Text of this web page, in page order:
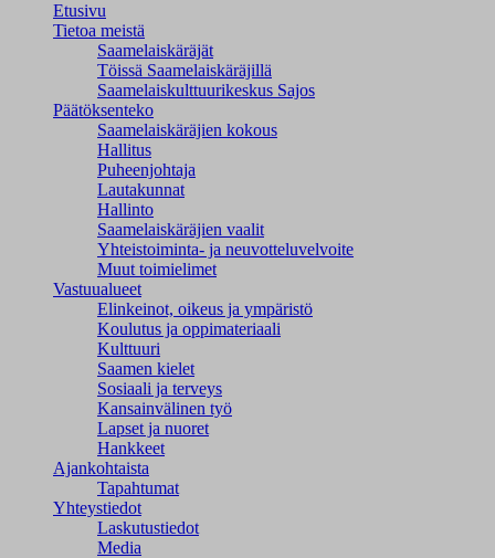
Etusivu
Tietoa meistä
Saamelaiskäräjät
Töissä Saamelaiskäräjillä
Saamelaiskulttuuri­keskus Sajos
Päätöksenteko
Saamelaiskäräjien kokous
Hallitus
Puheenjohtaja
Lautakunnat
Hallinto
Saamelaiskäräjien vaalit
Yhteistoiminta- ja neuvotteluvelvoite
Muut toimielimet
Vastuualueet
Elinkeinot, oikeus ja ympäristö
Koulutus ja oppimateriaali
Kulttuuri
Saamen kielet
Sosiaali ja terveys
Kansainvälinen työ
Lapset ja nuoret
Hankkeet
Ajankohtaista
Tapahtumat
Yhteystiedot
Laskutustiedot
Media